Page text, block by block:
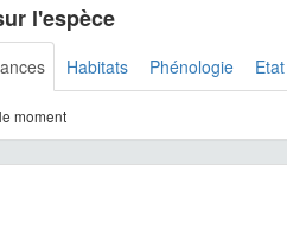
l'espèce
Habitats Phénologie
moment